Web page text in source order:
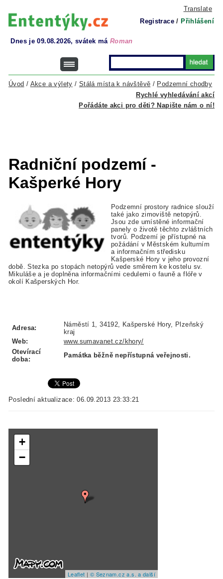
Translate
Registrace / Přihlášení
Dnes je 09.08.2026, svátek má Roman
Rychlé vyhledávání akcí
Úvod / Akce a výlety / Stálá místa k návštěvě / Podzemní chodby
Pořádáte akci pro děti? Napište nám o ní!
Radniční podzemí -
Kašperké Hory
Podzemní prostory radnice slouží
také jako zimoviště netopýrů.
Jsou zde umístěné informační
panely o životě těchto zvláštních
tvorů. Podzemí je přístupné na
požádání v Městském kulturním
a informačním středisku
Kašperské Hory v jeho provozní
době. Stezka po stopách netopýrů vede směrem ke kostelu sv.
Mikuláše a je doplněna informačními cedulemi o fauně a flóře v
okolí Kašperských Hor.
Adresa:
Náměstí 1, 34192, Kašperské Hory, Plzeňský
kraj
Web:
www.sumavanet.cz/khory/
Otevírací
doba:
Památka běžně nepřístupná veřejnosti.
Poslední aktualizace: 06.09.2013 23:33:21
+
−
Leaflet | © Seznam.cz a.s. a další